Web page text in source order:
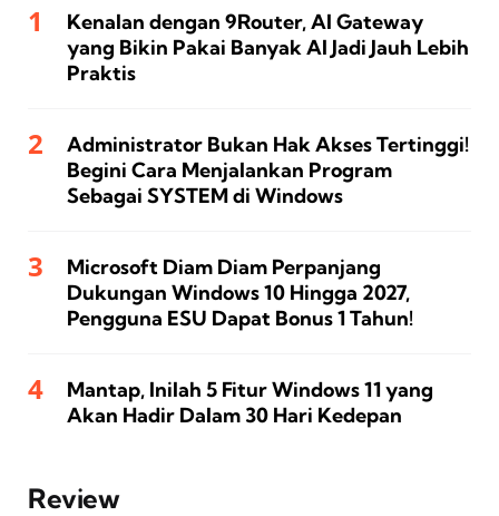
Kenalan dengan 9Router, AI Gateway
yang Bikin Pakai Banyak AI Jadi Jauh Lebih
Praktis
Administrator Bukan Hak Akses Tertinggi!
Begini Cara Menjalankan Program
Sebagai SYSTEM di Windows
Microsoft Diam Diam Perpanjang
Dukungan Windows 10 Hingga 2027,
Pengguna ESU Dapat Bonus 1 Tahun!
Mantap, Inilah 5 Fitur Windows 11 yang
Akan Hadir Dalam 30 Hari Kedepan
Review